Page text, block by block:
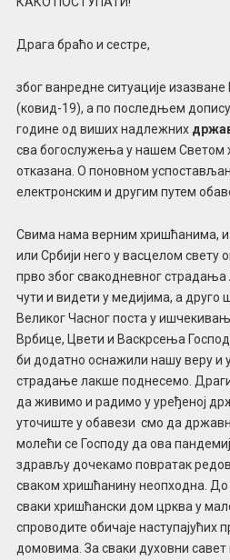
Драга браћо и сестре,
због ванредне ситуације
(ковид-19), а по последњем
године од виших надлежних
сва богослужења у нашем Светом
отказана. О поновном
електронским и другим путем
Свима нама верним хришћанима, и
или Србији него у васцелом свету
прво због свакодневног
чути и видети у медијима, а друго
Великог Часног поста у
Врбице, Цвети и Васкрсења
би додатно оснажили нашу веру и
страдање лакше поднесемо. Драги
да живимо и радимо у уређеној
уточиште у обавези смо да
молећи се Господу да ова
здрављу дочекамо повратак
сваком хришћанину неопходна. До
сваки хришћански дом црква у
спроводите обичаје наступајућих
домовима. За сваки духовни савет